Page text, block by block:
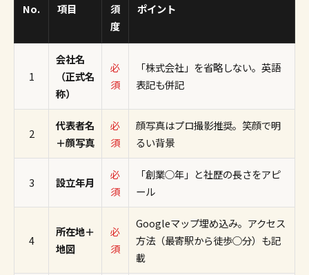
No. 項目
須
度
ポイント
1
会社名
（正式名
称）
必
須
「株式会社」を省略しない。英語
表記も併記
2
代表者名
＋顔写真
必
須
顔写真はプロ撮影推奨。笑顔で明
るい背景
3 設立年月
必
須
「創業○年」と社歴の長さをアピ
ール
4
所在地＋
地図
必
須
Googleマップ埋め込み。アクセス
方法（最寄駅から徒歩○分）も記
載